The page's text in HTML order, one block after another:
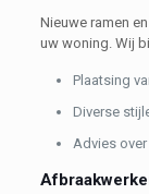
Nieuwe ramen
uw woning. Wij
Plaatsing
Diverse
Advies